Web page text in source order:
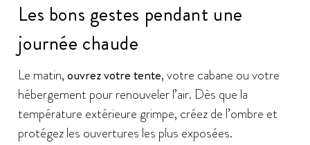
Les bons gestes pendant une
journée chaude
Le matin,ouvrez votre tente, votre cabane ou votre
hébergement pour renouveler l’air. Dès que la
température extérieure grimpe, créez de l’ombre et
protégez les ouvertures les plus exposées.